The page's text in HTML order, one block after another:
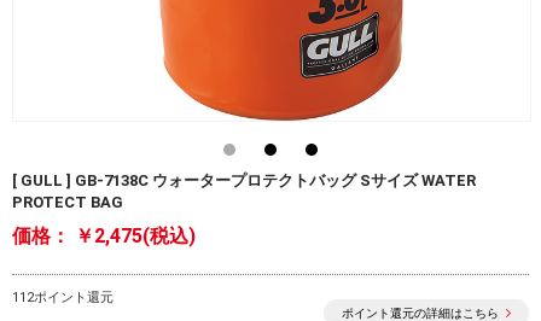
[ GULL ] GB-7138C ウォータープロテクトバッグ Sサイズ WATER
PROTECT BAG
価格： ￥2,475(税込)
112ポイント還元
ポイント還元の詳細はこちら